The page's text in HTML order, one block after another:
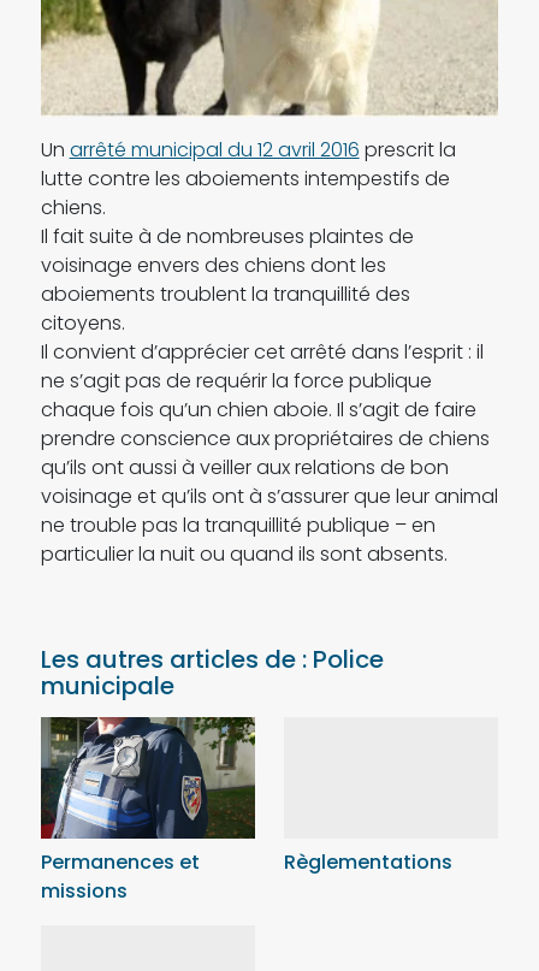
Un arrêté municipal du 12 avril 2016 prescrit la
lutte contre les aboiements intempestifs de
chiens.
Il fait suite à de nombreuses plaintes de
voisinage envers des chiens dont les
aboiements troublent la tranquillité des
citoyens.
Il convient d’apprécier cet arrêté dans l’esprit : il
ne s’agit pas de requérir la force publique
chaque fois qu’un chien aboie. Il s’agit de faire
prendre conscience aux propriétaires de chiens
qu’ils ont aussi à veiller aux relations de bon
voisinage et qu’ils ont à s’assurer que leur animal
ne trouble pas la tranquillité publique – en
particulier la nuit ou quand ils sont absents.
Les autres articles de : Police
municipale
Permanences et
missions
Règlementations